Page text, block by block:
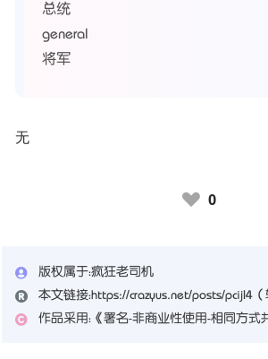
总统
general
将军
无
♥ 0
版权属于：疯狂老司机
本文链接：https://crazyus.net/posts/pcijl4 （
作品采用： 《署名-非商业性使用-相同方式共享 4.0